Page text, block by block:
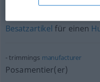
Besatzartikel für einen
trimmings manufacturer
Posamentier(er)